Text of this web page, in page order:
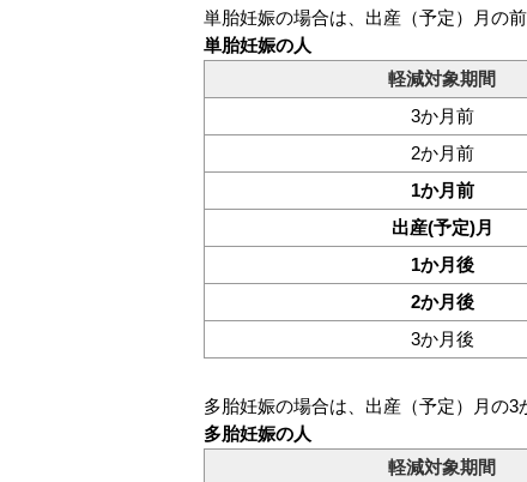
単胎妊娠の場合は、出産（予定）月の前
単胎妊娠の人
軽減対象期間
3か月前
2か月前
1か月前
出産(予定)月
1か月後
2か月後
3か月後
多胎妊娠の場合は、出産（予定）月の3
多胎妊娠の人
軽減対象期間